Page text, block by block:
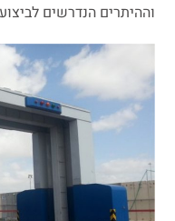
וההיתרים הנדרשים